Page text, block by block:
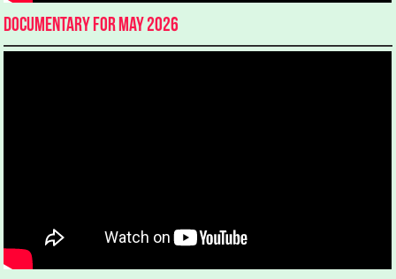
Documentary for May 2026